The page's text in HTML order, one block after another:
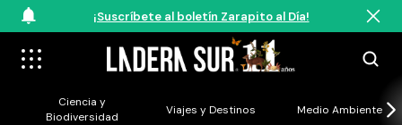
¡Suscríbete al boletín Zarapito al Día!
Ciencia y
Biodiversidad
Viajes y Destinos Medio Ambiente